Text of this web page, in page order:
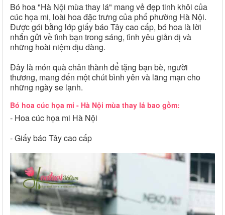
Bó hoa "Hà Nội mùa thay lá" mang vẻ đẹp tinh khôi của
cúc họa mi, loài hoa đặc trưng của phố phường Hà Nội.
Được gói bằng lớp giấy báo Tây cao cấp, bó hoa là lời
nhắn gửi về tình bạn trong sáng, tình yêu giản dị và
những hoài niệm dịu dàng.
Đây là món quà chân thành để tặng bạn bè, người
thương, mang đến một chút bình yên và lãng mạn cho
những ngày se lạnh.
Bó hoa cúc họa mi - Hà Nội mùa thay lá bao gồm:
- Hoa cúc họa mi Hà Nội
- Giấy báo Tây cao cấp